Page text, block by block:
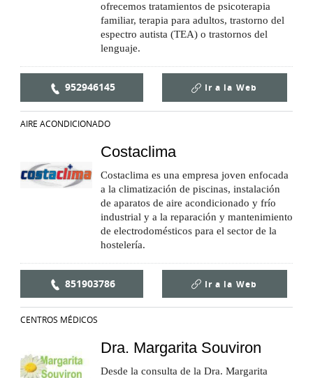
ofrecemos tratamientos de psicoterapia
familiar, terapia para adultos, trastorno del
espectro autista (TEA) o trastornos del
lenguaje.
952946145 Ir a la Web
AIRE ACONDICIONADO
Costaclima
Costaclima es una empresa joven enfocada
a la climatización de piscinas, instalación
de aparatos de aire acondicionado y frío
industrial y a la reparación y mantenimiento
de electrodomésticos para el sector de la
hostelería.
851903786 Ir a la Web
CENTROS MÉDICOS
Dra. Margarita Souviron
Desde la consulta de la Dra. Margarita